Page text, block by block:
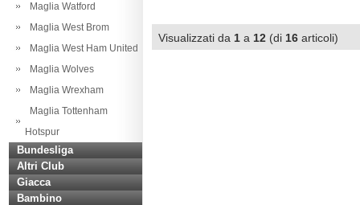
Maglia Watford
Maglia West Brom
Maglia West Ham United
Maglia Wolves
Maglia Wrexham
Maglia Tottenham
Hotspur
Bundesliga
Altri Club
Giacca
Bambino
Visualizzati da 1 a 12 (di 16 articoli)